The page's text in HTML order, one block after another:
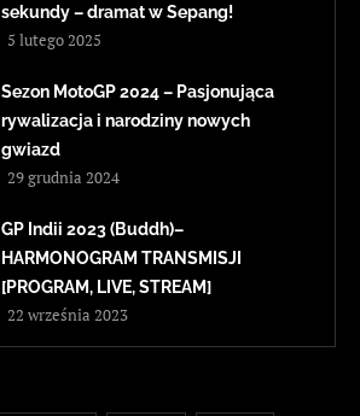
sekundy – dramat w Sepang!
5 lutego 2025
Sezon MotoGP 2024 – Pasjonująca
rywalizacja i narodziny nowych
gwiazd
29 grudnia 2024
GP Indii 2023 (Buddh)–
HARMONOGRAM TRANSMISJI
[PROGRAM, LIVE, STREAM]
22 września 2023